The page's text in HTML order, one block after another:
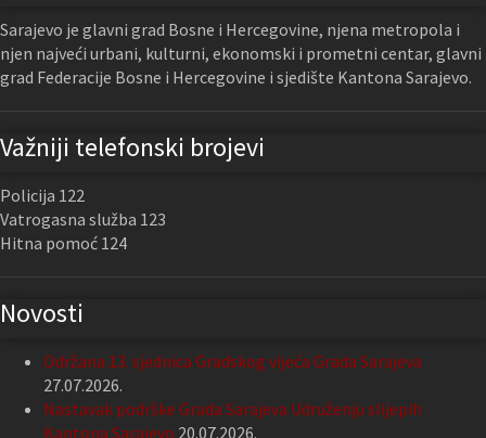
Sarajevo je glavni grad Bosne i Hercegovine, njena metropola i
njen najveći urbani, kulturni, ekonomski i prometni centar, glavni
grad Federacije Bosne i Hercegovine i sjedište Kantona Sarajevo.
Važniji telefonski brojevi
Policija 122
Vatrogasna služba 123
Hitna pomoć 124
Novosti
Održana 13. sjednica Gradskog vijeća Grada Sarajeva
27.07.2026.
Nastavak podrške Grada Sarajeva Udruženju slijepih
Kantona Sarajevo 20.07.2026.